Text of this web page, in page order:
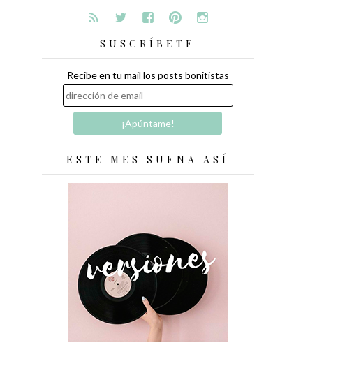
SUSCRÍBETE
Recibe en tu mail los posts bonitistas
ESTE MES SUENA ASÍ